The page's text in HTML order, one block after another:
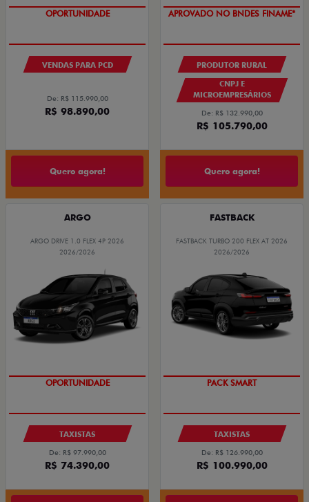
OPORTUNIDADE
VENDAS PARA PCD
De: R$ 115.990,00
R$ 98.890,00
Quero agora!
APROVADO NO BNDES FINAME*
PRODUTOR RURAL
CNPJ E
MICROEMPRESÁRIOS
De: R$ 132.990,00
R$ 105.790,00
Quero agora!
ARGO
ARGO DRIVE 1.0 FLEX 4P 2026
2026/2026
OPORTUNIDADE
TAXISTAS
De: R$ 97.990,00
R$ 74.390,00
FASTBACK
FASTBACK TURBO 200 FLEX AT 2026
2026/2026
PACK SMART
TAXISTAS
De: R$ 126.990,00
R$ 100.990,00